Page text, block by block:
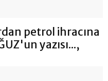
petrol ihracına
yazısı...,